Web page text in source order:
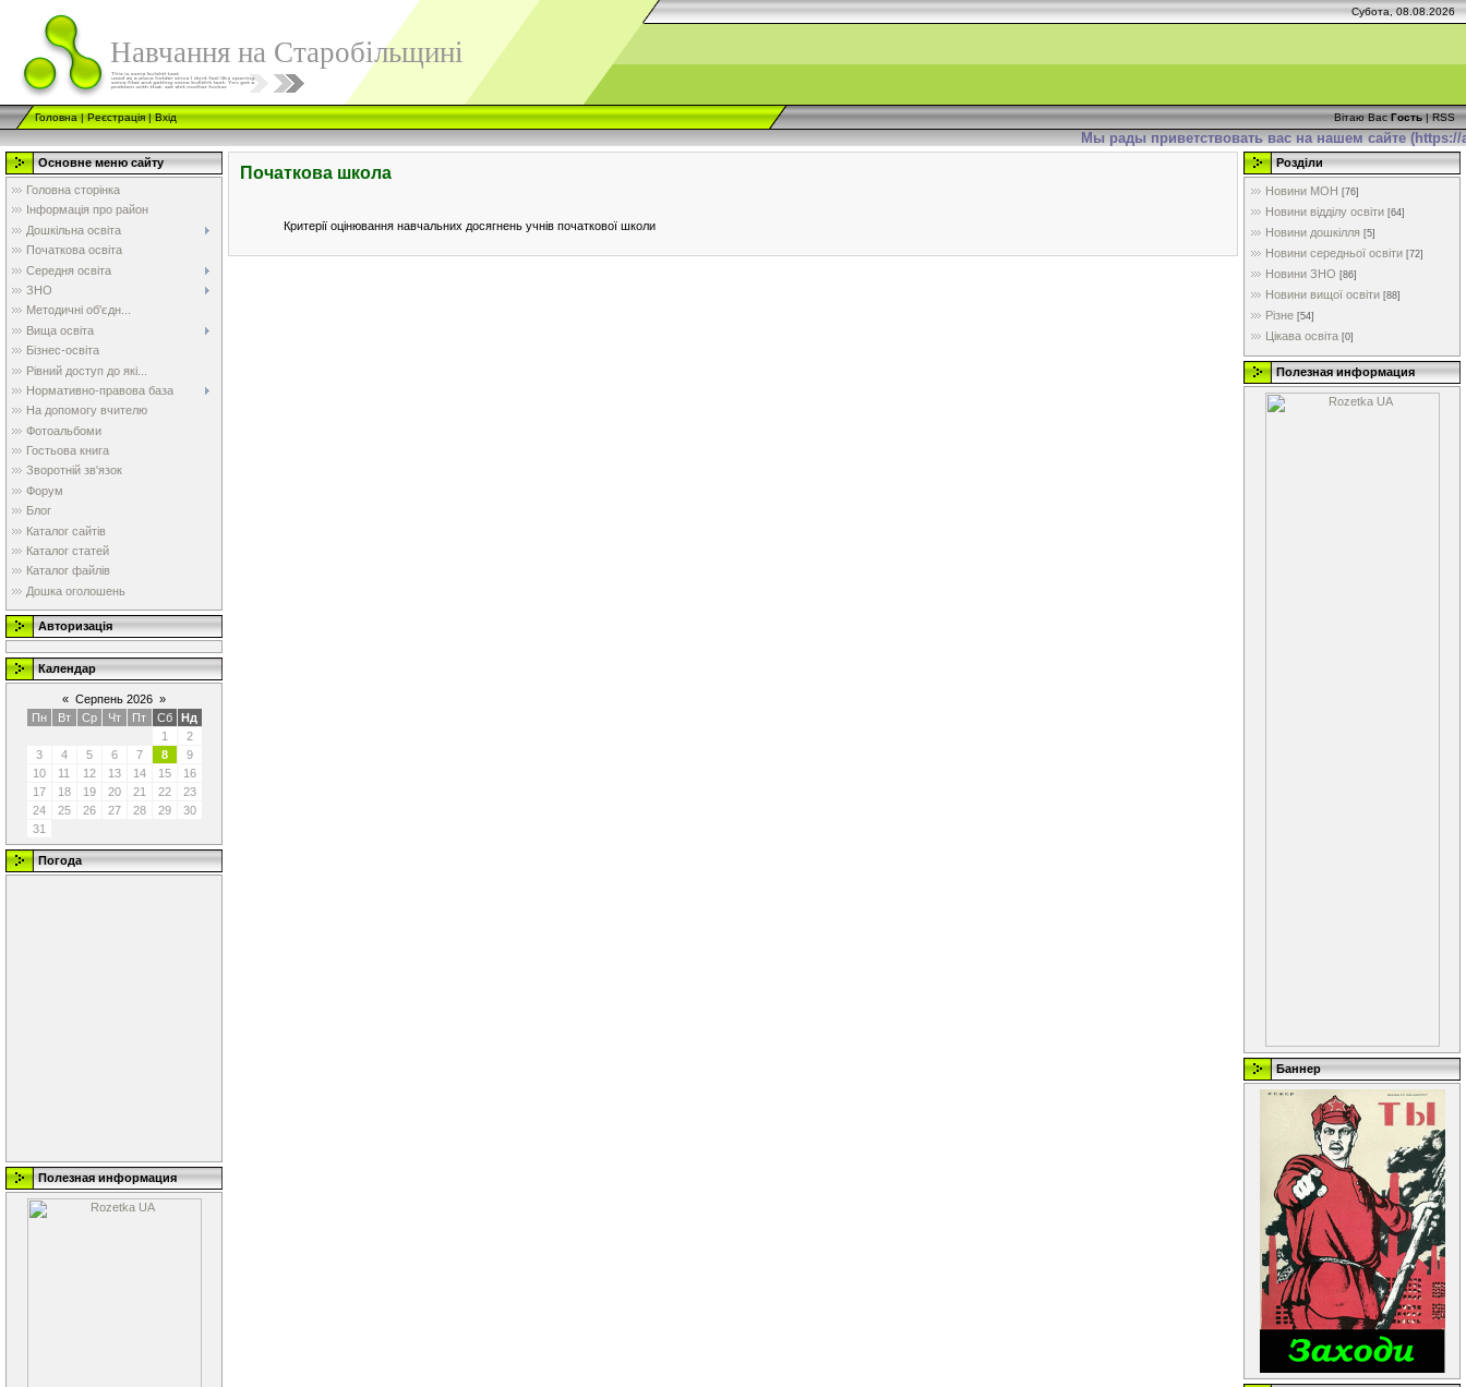
Субота, 08.08.2026
Навчання на Старобільщині
Головна|Реєстрація|Вхід Вітаю Вас Гость|RSS
Мы рады приветствовать вас на нашем сайте (https://
Основне меню сайту
Головна сторінка
Інформація про район
Дошкільна освіта
Початкова освіта
Середня освіта
ЗНО
Методичні об'єдн...
Вища освіта
Бізнес-освіта
Рівний доступ до які...
Нормативно-правова база
На допомогу вчителю
Фотоальбоми
Гостьова книга
Зворотній зв'язок
Форум
Блог
Каталог сайтів
Каталог статей
Каталог файлів
Дошка оголошень
Авторизація
Календар
« Серпень 2026 »
Пн
Вт Ср Чт Пт Сб
Нд
1
2
3
4 5 6 7 8
9
10
11 12 13 14 15
16
17
18 19 20 21 22
23
24
25 26 27 28 29
30
31
Погода
Полезная информация
Початкова школа
Критерії оцінювання навчальних досягнень учнів початкової школи
Розділи
Новини МОН [76]
Новини відділу освіти [64]
Новини дошкілля [5]
Новини середньої освіти [72]
Новини ЗНО [86]
Новини вищої освіти [88]
Різне [54]
Цікава освіта [0]
Полезная информация
Баннер